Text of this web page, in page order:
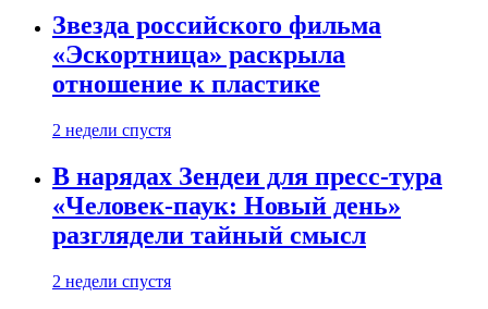
Звезда российского фильма
«Эскортница» раскрыла
отношение к пластике
2 недели спустя
В нарядах Зендеи для пресс-тура
«Человек-паук: Новый день»
разглядели тайный смысл
2 недели спустя